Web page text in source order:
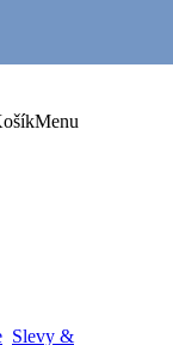
Menu
Slevy &